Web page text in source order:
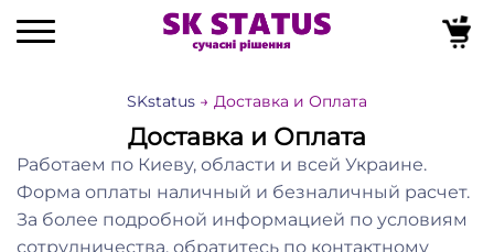
SKstatus Доставка и Оплата
Доставка и Оплата
Работаем по Киеву, области и всей Украине.
Форма оплаты наличный и безналичный расчет.
За более подробной информацией по условиям
сотрудничества, обратитесь по контактному